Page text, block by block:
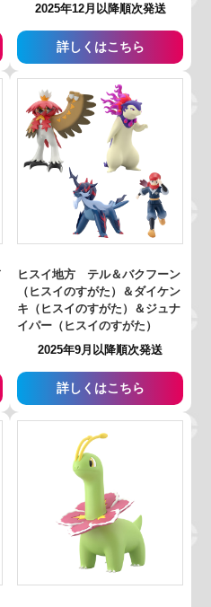
2025年12月以降順次発送
詳しくはこちら
ヒスイ地方 テル＆バクフーン
（ヒスイのすがた）＆ダイケン
キ（ヒスイのすがた）＆ジュナ
イパー（ヒスイのすがた）
2025年9月以降順次発送
詳しくはこちら